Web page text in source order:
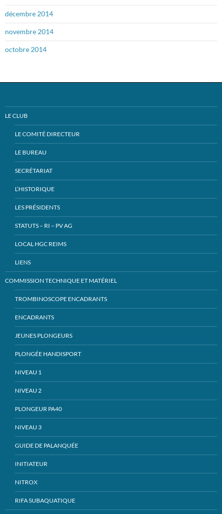
décembre 2014
novembre 2014
octobre 2014
LE CLUB
LE COMITÉ DIRECTEUR
LE BUREAU
SECRÉTARIAT
L’HISTORIQUE
LES PRÉSIDENTS
STATUTS – RI – PV AG
LOCAL HGC REIMS
LIENS
COMMISSION TECHNIQUE ET MATÉRIEL
TROMBINOSCOPE ENCADRANTS
ENCADRANTS
JEUNES PLONGEURS
PLONGÉE HANDISPORT
NIVEAU 1
NIVEAU 2
PLONGEUR PA40
NIVEAU 3
GUIDE DE PALANQUÉE
INITIATEUR
NITROX
RIFA SUBAQUATIQUE